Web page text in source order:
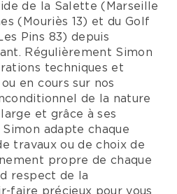
de la Salette (Marseille
(Mouriès 13) et du Golf
Pins 83) depuis
Régulièrement Simon
techniques et
en cours sur nos
de la nature
et grâce à ses
adapte chaque
travaux ou de choix de
propre de chaque
respect de la
faire précieux pour vous